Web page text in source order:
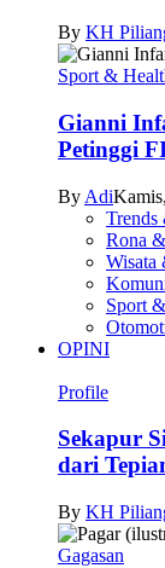
By KH
Sport &
Gianni
Petinggi
By Adi
Rona
Sport
OPINI
Profile
Sekapur
dari
By KH
Gagasan